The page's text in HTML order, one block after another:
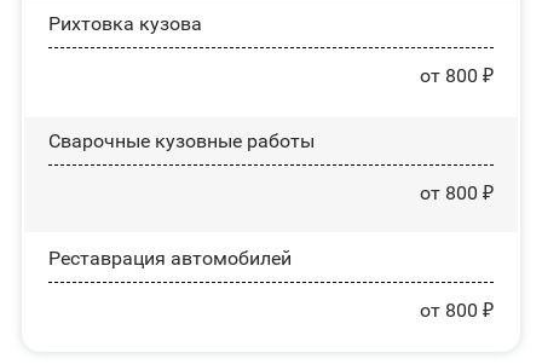
Рихтовка кузова
от 800 ₽
Сварочные кузовные работы
от 800 ₽
Реставрация автомобилей
от 800 ₽